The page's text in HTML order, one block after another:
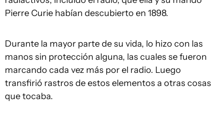
Pierre Curie habían descubierto en 1898.
Durante la mayor parte de su vida, lo hizo con las
manos sin protección alguna, las cuales se fueron
marcando cada vez más por el radio. Luego
transfirió rastros de estos elementos a otras cosas
que tocaba.